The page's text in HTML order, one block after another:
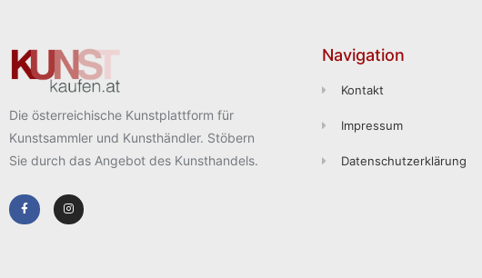
Die österreichische Kunstplattform für
Kunstsammler und Kunsthändler. Stöbern
Sie durch das Angebot des Kunsthandels.
Navigation
Kontakt
Impressum
Datenschutzerklärung